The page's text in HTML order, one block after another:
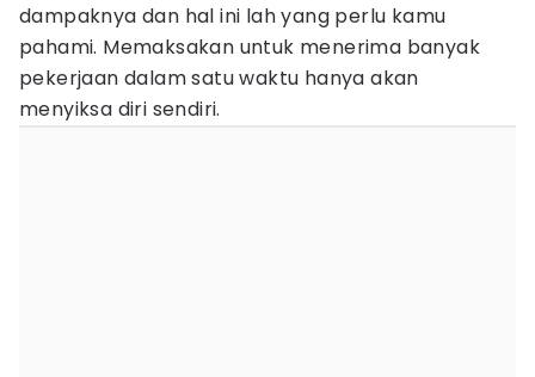
dampaknya dan hal ini lah yang perlu kamu
pahami. Memaksakan untuk menerima banyak
pekerjaan dalam satu waktu hanya akan
menyiksa diri sendiri.